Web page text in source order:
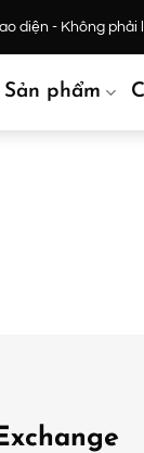
diện - Không phải
Sản phẩm